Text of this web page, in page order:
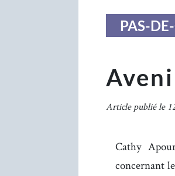
PAS-
Article publié le
Cathy
concernant